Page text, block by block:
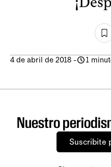
4 de abril de 2018 - 1
Nuestro
Suscribite